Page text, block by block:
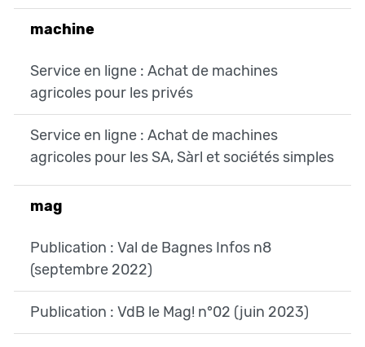
machine
Service en ligne : Achat de machines
agricoles pour les privés
Service en ligne : Achat de machines
agricoles pour les SA, Sàrl et sociétés simples
mag
Publication : Val de Bagnes Infos n8
(septembre 2022)
Publication : VdB le Mag! n°02 (juin 2023)